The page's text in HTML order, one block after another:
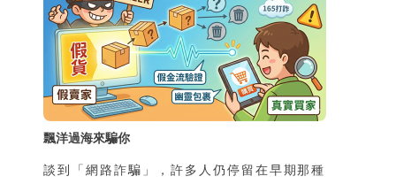
飄洋過海來騙你
談到「網路詐騙」，許多人仍停留在早期那種